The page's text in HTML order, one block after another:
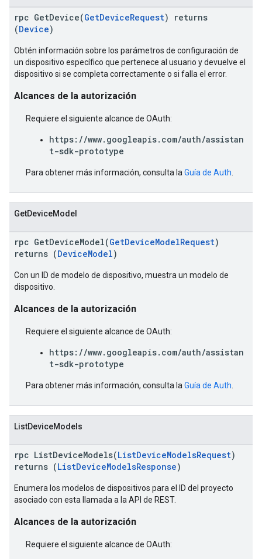
rpc GetDevice(GetDeviceRequest) returns
(Device)
Obtén información sobre los parámetros de configuración de
un dispositivo específico que pertenece al usuario y devuelve el
dispositivo si se completa correctamente o si falla el error.
Alcances de la autorización
Requiere el siguiente alcance de OAuth:
https://www.googleapis.com/auth/assistan
t-sdk-prototype
Para obtener más información, consulta la Guía de Auth
GetDeviceModel
rpc GetDeviceModel(GetDeviceModelRequest)
returns (DeviceModel)
Con un ID de modelo de dispositivo, muestra un modelo de
dispositivo.
Alcances de la autorización
Requiere el siguiente alcance de OAuth:
https://www.googleapis.com/auth/assistan
t-sdk-prototype
Para obtener más información, consulta la Guía de Auth
ListDeviceModels
rpc ListDeviceModels(ListDeviceModelsRequest)
returns (ListDeviceModelsResponse)
Enumera los modelos de dispositivos para el ID del proyecto
asociado con esta llamada a la API de REST.
Alcances de la autorización
Requiere el siguiente alcance de OAuth: